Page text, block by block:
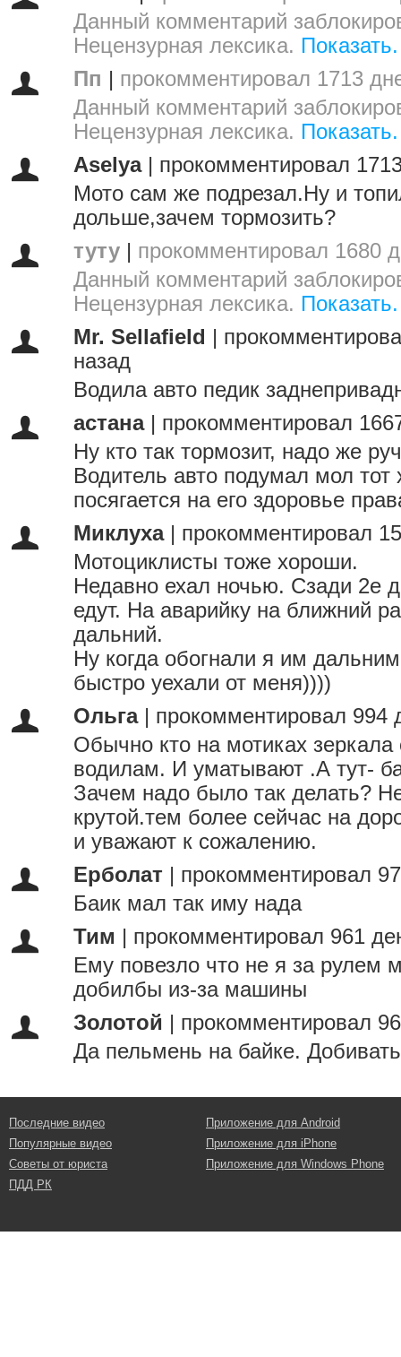
Данный комментарий
Нецензурная лексика. Показать.
Пп
прокомментировал 1713
Данный комментарий
Нецензурная лексика. Показать.
Aselya| прокомментировал
Мото сам же подрезал.Ну и
дольше,зачем тормозить?
туту
прокомментировал 1680
Данный комментарий
Нецензурная лексика. Показать.
Mr. Sellafield
назад
Водила авто педик
астана| прокомментировал
Ну кто так тормозит, надо же
Водитель авто подумал мол тот
посягается на его здоровье
Миклуха| прокомментировал
Мотоциклисты тоже хороши.
Недавно ехал ночью. Сзади 2е
едут. На аварийку на ближний
дальний.
Ну когда обогнали я им
быстро уехали от меня))))
Ольга| прокомментировал 994
Обычно кто на мотиках
водилам. И уматывают .А тут-
Зачем надо было так делать?
крутой.тем более сейчас на
и уважают к сожалению.
Ерболат
прокомментировал
Баик мал так иму нада
Тим
прокомментировал 961
Ему повезло что не я за
добилбы из-за машины
Золотой
прокомментировал
Да пельмень на байке.
Последние видео
Популярные видео
Советы от юриста
ПДД РК
Приложение для Android
Приложение для iPhone
Приложение для Windows Phone